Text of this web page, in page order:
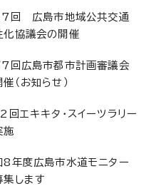
回 広島市地域公共交通
化協議会の開催
回広島市都市計画審議会
（お知らせ）
回エキキタ・スイーツラリー
施
8年度広島市水道モニター
集します